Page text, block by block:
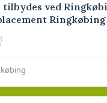
tilbydes ved
Ringkøbing